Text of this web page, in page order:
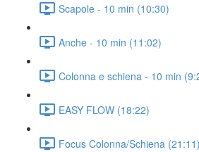
Scapole - 10 min (10:30)
Anche - 10 min (11:02)
Colonna e schiena - 10 min
EASY FLOW (18:22)
Focus Colonna/Schiena (21:11)